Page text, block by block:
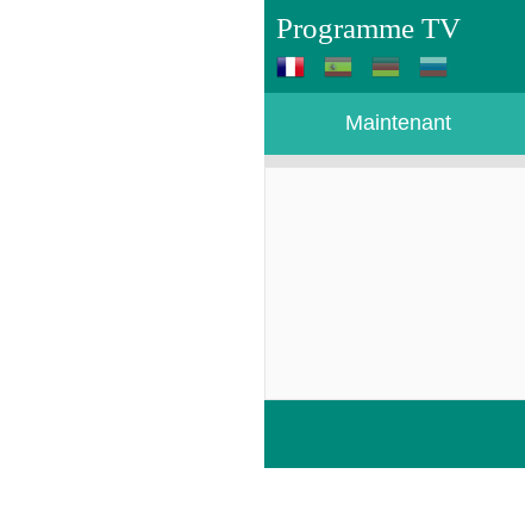
Programme TV
Maintenant